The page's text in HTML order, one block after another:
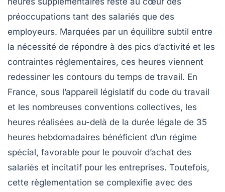
préoccupations tant des salariés que des
employeurs. Marquées par un équilibre subtil entre
la nécessité de répondre à des pics d’activité et les
contraintes réglementaires, ces heures viennent
redessiner les contours du temps de travail. En
France, sous l’appareil législatif du code du travail
et les nombreuses conventions collectives, les
heures réalisées au-delà de la durée légale de 35
heures hebdomadaires bénéficient d’un régime
spécial, favorable pour le pouvoir d’achat des
salariés et incitatif pour les entreprises. Toutefois,
cette règlementation se complexifie avec des